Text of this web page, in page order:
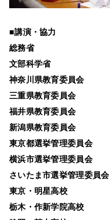
■講演・協力
総務省
文部科学省
神奈川県教育委員会
三重県教育委員会
福井県教育委員会
新潟県教育委員会
東京都選挙管理委員会
横浜市選挙管理委員会
さいたま市選挙管理委員会
東京・明星高校
栃木・作新学院高校